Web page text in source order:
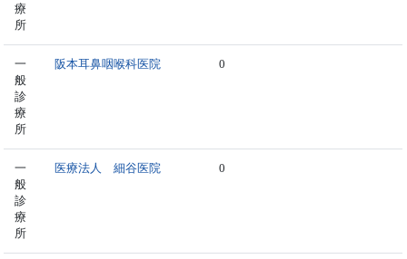
療
所
一
般
診
療
所
阪本耳鼻咽喉科医院 0
一
般
診
療
所
医療法人 細谷医院 0